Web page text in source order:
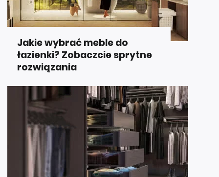
Jakie wybrać meble do
łazienki? Zobaczcie sprytne
rozwiązania